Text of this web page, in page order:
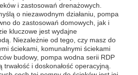
i zastosowań drenażowych.
o niezawodnym działaniu, pompa
do zastosowań domowych, jak i
kluczowe jest wydajne
Niezależnie od tego, czy masz do
ściekami, komunalnymi ściekami
budowy, pompa wodna serii RDP
i doskonałość operacyjną.